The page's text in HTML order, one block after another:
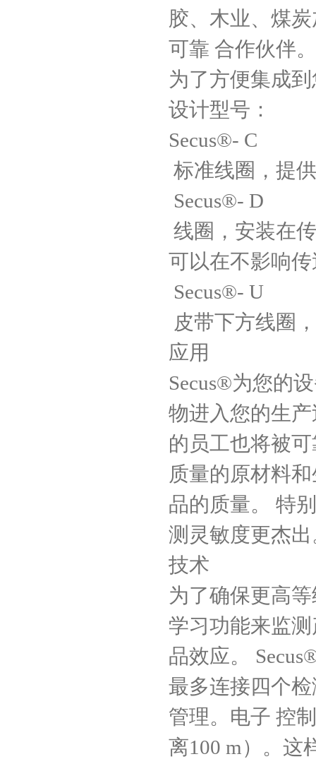
胶、木业、煤
可靠 合作伙伴
为了方便集成
设计型号：
Secus®- C
标准线圈，提
Secus®- D
线圈，安装在
可以在不影响
Secus®- U
皮带下方线圈
应用
Secus®为您的
物进入您的生
的员工也将被
质量的原材料
品的质量。 特
测灵敏度更杰
技术
为了确保更高
学习功能来监
品效应。
最多连接四个
管理。电子 控
离100 m）。这